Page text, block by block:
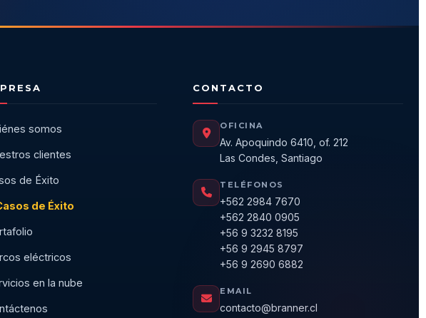
somos
clientes
de Éxito
de Éxito
eléctricos
en la nube
CONTACTO
OFICINA
Av. Apoquindo 6410, of. 212
Las Condes, Santiago
TELÉFONOS
+562 2984 7670
+562 2840 0905
+56 9 3232 8195
+56 9 2945 8797
+56 9 2690 6882
EMAIL
contacto@branner.cl